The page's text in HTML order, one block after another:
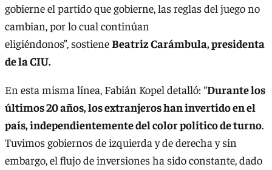
gobierne el partido que gobierne, las reglas del juego no
cambian, por lo cual continúan
eligiéndonos”, sostieneBeatriz Carámbula, presidenta
de la CIU.
En esta misma línea, Fabián Kopel detalló: “Durante los
últimos 20 años, los extranjeros han invertido en el
país, independientemente del color político de turno.
Tuvimos gobiernos de izquierda y de derecha y sin
embargo, el flujo de inversiones ha sido constante, dado